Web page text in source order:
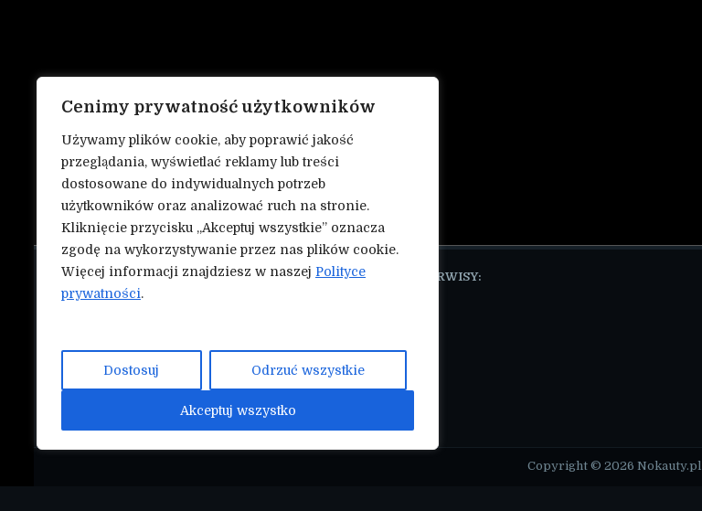
Cenimy prywatność użytkowników
Używamy plików cookie, aby poprawić jakość
przeglądania, wyświetlać reklamy lub treści
dostosowane do indywidualnych potrzeb
użytkowników oraz analizować ruch na stronie.
Kliknięcie przycisku „Akceptuj wszystkie” oznacza
zgodę na wykorzystywanie przez nas plików cookie.
Więcej informacji znajdziesz w naszej Polityce
prywatności.
Dostosuj Odrzuć wszystkie
Akceptuj wszystko
O nas
NASZE INNE SERWISY:
Copyright © 2026 Nokauty.pl